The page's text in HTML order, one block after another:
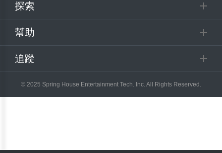
探索
幫助
追蹤
© 2025 Spring House Entertainment Tech. Inc. All Rights Reserved.